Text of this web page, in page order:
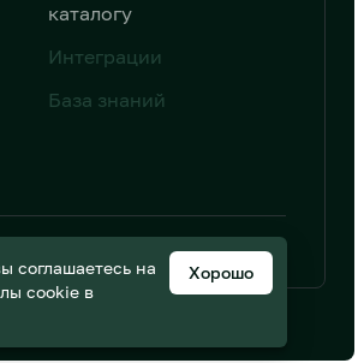
каталогу
Интеграции
База знаний
Дизайн от AIC
соглашаетесь на
cookie в
Хорошо